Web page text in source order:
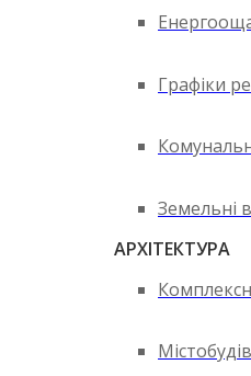
Графіки
Земельні
АРХІТЕКТУРА